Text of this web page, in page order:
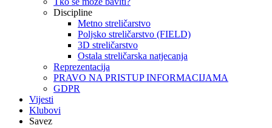
Discipline
Metno streličarstvo
Poljsko streličarstvo (FIELD)
3D streličarstvo
Ostala streličarska natjecanja
Reprezentacija
PRAVO NA PRISTUP INFORMACIJAMA
GDPR
Vijesti
Klubovi
Savez